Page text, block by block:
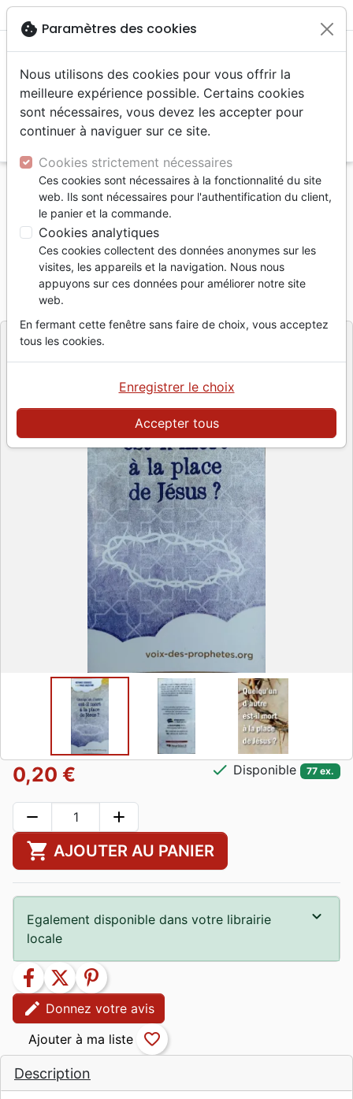
menu
Accueil Livres
Brochures et traités
Quelqu’un d’autre est-il mort à la place de Jésus?
Quelqu’un d’autre est-il mort à la
place de Jésus?
RéférenceVDP0099 EAN2120000000997
Editeur La Voix des Prophètes
Description
0,20 € check Disponible 77 ex.
remove add
shopping_cart AJOUTER AU PANIER
Egalement disponible dans votre librairie
locale
facebook twitter
pinterest
edit Donnez votre avis
favorite_border
cookie Paramètres des cookies
Nous utilisons des cookies pour vous offrir la
meilleure expérience possible. Certains cookies
sont nécessaires, vous devez les accepter pour
continuer à naviguer sur ce site.
Cookies strictement nécessaires
Ces cookies sont nécessaires à la fonctionnalité du site
web. Ils sont nécessaires pour l'authentification du client,
le panier et la commande.
Cookies analytiques
Ces cookies collectent des données anonymes sur les
visites, les appareils et la navigation. Nous nous
appuyons sur ces données pour améliorer notre site
web.
En fermant cette fenêtre sans faire de choix, vous acceptez
tous les cookies.
Accepter tous
Enregistrer le choix